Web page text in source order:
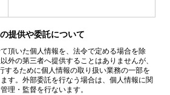
提供や委託について
頂いた個人情報を、法令で定める場合を除
外の第三者へ提供することはありませんが、
するために個人情報の取り扱い業務の一部を
す。外部委託を行なう場合は、個人情報に関
理・監督を行ないます。